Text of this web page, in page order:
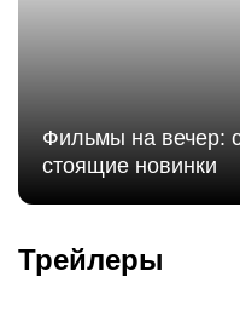
Фильмы на вечер:
стоящие новинки
Трейлеры
Мстители:
Мстители: Доктор Дум